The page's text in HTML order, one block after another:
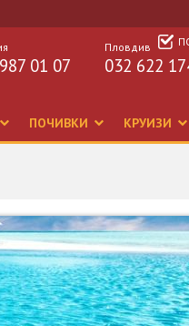
Пловдив
032 622
01 07
ПОЧИВКИ КРУИЗИ